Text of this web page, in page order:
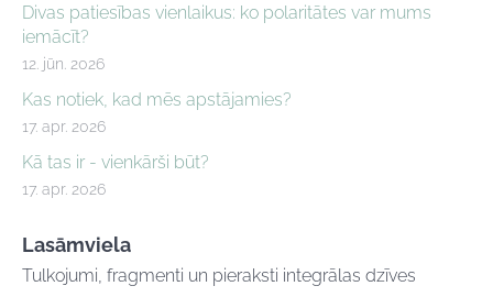
Divas patiesības vienlaikus: ko polaritātes var mums
iemācīt?
12. jūn. 2026
Kas notiek, kad mēs apstājamies?
17. apr. 2026
Kā tas ir - vienkārši būt?
17. apr. 2026
Lasāmviela
Tulkojumi, fragmenti un pieraksti integrālas dzīves